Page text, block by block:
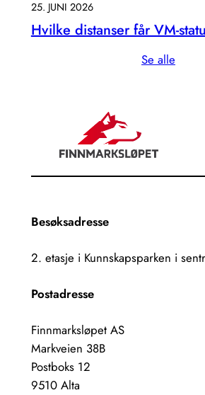
25. JUNI 2026
Hvilke distanser får VM-
Se alle
Besøksadresse
2. etasje i Kunnskapsparken i
Postadresse
Finnmarksløpet AS
Markveien 38B
Postboks 12
9510 Alta